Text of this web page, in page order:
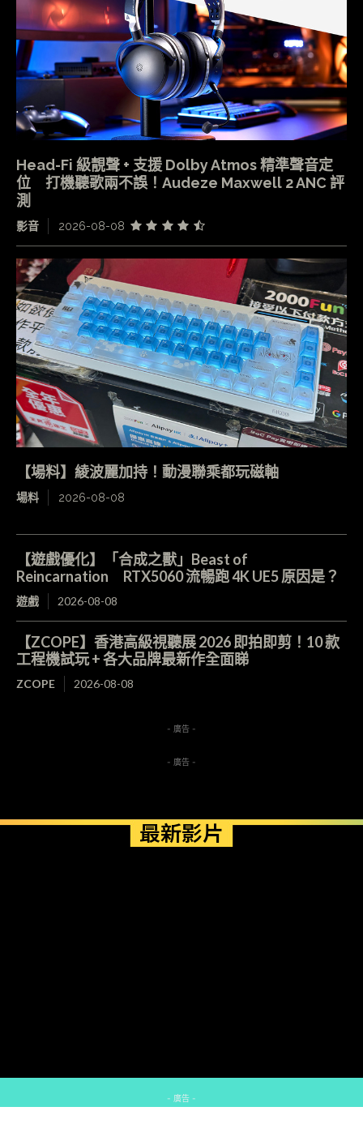
Head-Fi 級靚聲 + 支援 Dolby Atmos 精準聲音定
位 打機聽歌兩不誤！Audeze Maxwell 2 ANC 評
測
影音 2026-08-08
【場料】綾波麗加持！動漫聯乘都玩磁軸
場料 2026-08-08
【遊戲優化】「合成之獸」Beast of
Reincarnation RTX5060 流暢跑 4K UE5 原因是？
遊戲 2026-08-08
【ZCOPE】香港高級視聽展 2026 即拍即剪！10 款
工程機試玩 + 各大品牌最新作全面睇
ZCOPE 2026-08-08
- 廣告 -
- 廣告 -
最新影片
- 廣告 -